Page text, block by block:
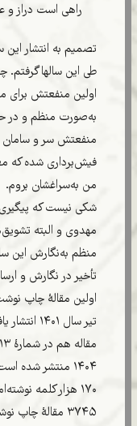
راهی است دراز و
تصمیم به انتشار این
طی این سالها
اولین منفعتش
به‌صورت منظم و در
منفعتش سر و سامان
فیش‌برداری شده که
من به‌سراغشان بروم.
شکی نیست که
مهدوی و البته
منظم به‌نگارش این
تأخیر در نگارش و
تیر سال
۱۴۰۴ منتشر
۱۷۰ هزار کلمه
۳۷۴۵ مقالۀ چاپ نوشت ۱۱ با عنوان «